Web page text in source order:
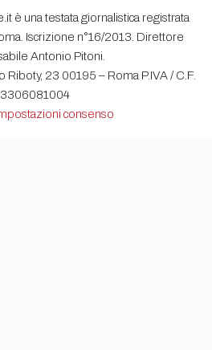
è una testata giornalistica registrata
Iscrizione n°16/2013. Direttore
Antonio Pitoni.
Riboty, 23 00195 – Roma P.IVA / C.F.
consenso